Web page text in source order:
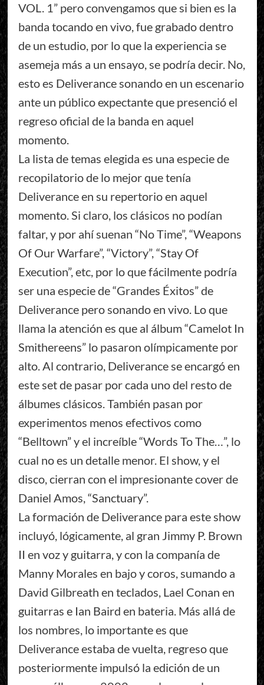
VOL. 1” pero convengamos que si bien es la
banda tocando en vivo, fue grabado dentro
de un estudio, por lo que la experiencia se
asemeja más a un ensayo, se podría decir. No,
esto es Deliverance sonando en un escenario
ante un público expectante que presenció el
regreso oficial de la banda en aquel
momento.
La lista de temas elegida es una especie de
recopilatorio de lo mejor que tenía
Deliverance en su repertorio en aquel
momento. Si claro, los clásicos no podían
faltar, y por ahí suenan “No Time”, “Weapons
Of Our Warfare”, “Victory”, “Stay Of
Execution”, etc, por lo que fácilmente podría
ser una especie de “Grandes Éxitos” de
Deliverance pero sonando en vivo. Lo que
llama la atención es que al álbum “Camelot In
Smithereens” lo pasaron olímpicamente por
alto. Al contrario, Deliverance se encargó en
este set de pasar por cada uno del resto de
álbumes clásicos. También pasan por
experimentos menos efectivos como
“Belltown” y el increíble “Words To The…”, lo
cual no es un detalle menor. El show, y el
disco, cierran con el impresionante cover de
Daniel Amos, “Sanctuary”.
La formación de Deliverance para este show
incluyó, lógicamente, al gran Jimmy P. Brown
II en voz y guitarra, y con la companía de
Manny Morales en bajo y coros, sumando a
David Gilbreath en teclados, Lael Conan en
guitarras e Ian Baird en bateria. Más allá de
los nombres, lo importante es que
Deliverance estaba de vuelta, regreso que
posteriormente impulsó la edición de un